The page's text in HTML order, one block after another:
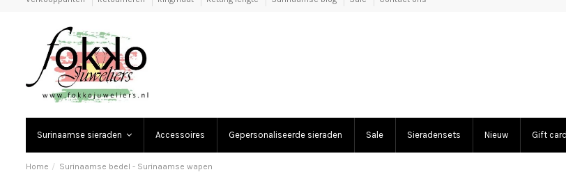
Surinaamse sieraden Accessoires Gepersonaliseerde sieraden Sale Sieradensets Nieuw Gift card
Home Surinaamse bedel - Surinaamse wapen